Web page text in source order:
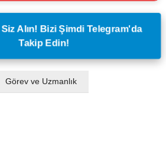
Alın! Bizi Şimdi Telegram'da
Takip Edin!
Görev ve Uzmanlık